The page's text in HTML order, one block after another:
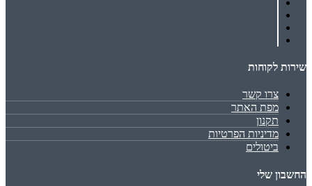
שירות לקוחות
צרו קשר
מפת האתר
תקנון
מדיניות הפרטיות
ביטולים
החשבון שלי